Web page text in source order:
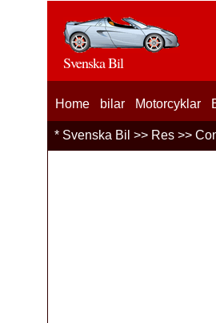
Svenska Bil
Home bilar Motorcyklar
* Svenska Bil >> Res >>